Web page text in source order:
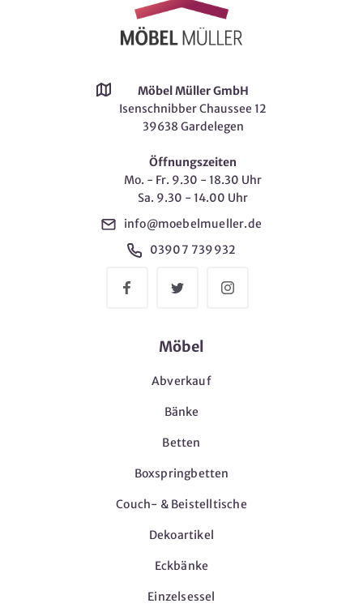
Möbel Müller GmbH
Isenschnibber Chaussee 12
39638 Gardelegen
Öffnungszeiten
Mo. - Fr. 9.30 - 18.30 Uhr
Sa. 9.30 - 14.00 Uhr
info@moebelmueller.de
03907 739932
Möbel
Abverkauf
Bänke
Betten
Boxspringbetten
Couch- & Beistelltische
Dekoartikel
Eckbänke
Einzelsessel